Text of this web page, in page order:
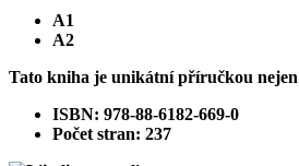
A1
A2
Tato kniha je unikátní příručkou
ISBN: 978-88-6182-669-0
Počet stran: 237